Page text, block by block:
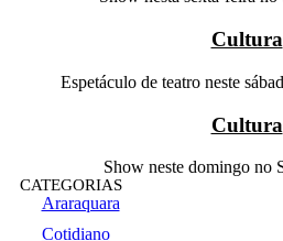
Cultura
Espetáculo de teatro neste
Cultura
Show neste domingo no
CATEGORIAS
Araraquara
Cotidiano